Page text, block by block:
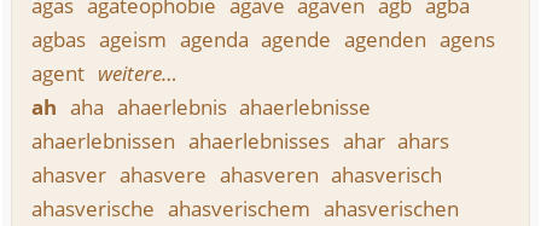
agbas ageism agenda agende agenden agens
agent weitere…
ah aha ahaerlebnis ahaerlebnisse
ahaerlebnissen ahaerlebnisses ahar ahars
ahasver ahasvere ahasveren ahasverisch
ahasverische ahasverischem ahasverischen